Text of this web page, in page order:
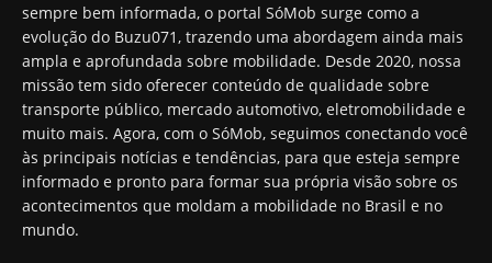
sempre bem informada, o portal SóMob surge como a
evolução do Buzu071, trazendo uma abordagem ainda mais
ampla e aprofundada sobre mobilidade. Desde 2020, nossa
missão tem sido oferecer conteúdo de qualidade sobre
transporte público, mercado automotivo, eletromobilidade e
muito mais. Agora, com o SóMob, seguimos conectando você
às principais notícias e tendências, para que esteja sempre
informado e pronto para formar sua própria visão sobre os
acontecimentos que moldam a mobilidade no Brasil e no
mundo.